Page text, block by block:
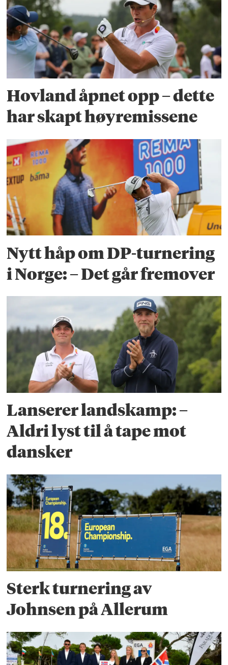
Hovland åpnet opp – dette
har skapt høyremissene
Nytt håp om DP-turnering
i Norge: – Det går fremover
Lanserer landskamp: –
Aldri lyst til å tape mot
dansker
Sterk turnering av
Johnsen på Allerum